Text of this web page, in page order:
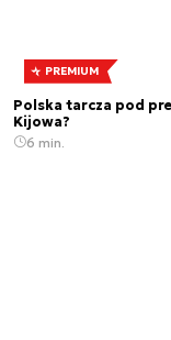
PREMIUM
Polska tarcza pod
Kijowa?
6 min.